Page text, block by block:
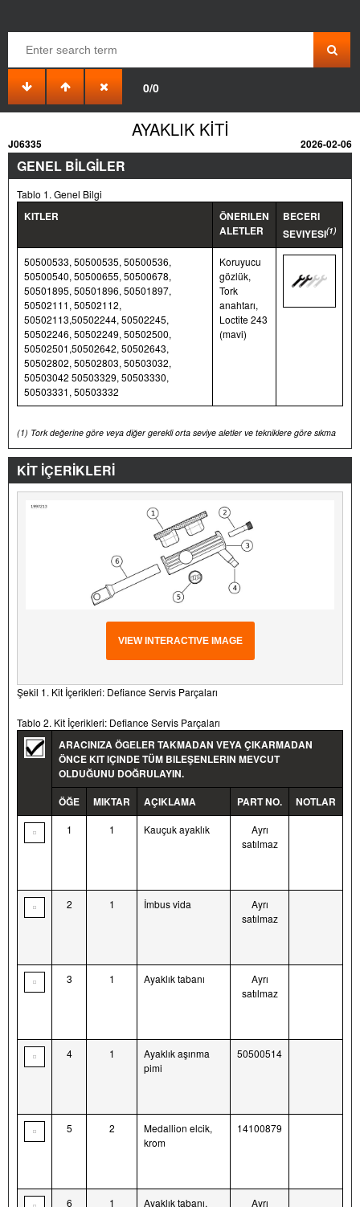
0/0
AYAKLIK KİTİ
J06335 2026-02-06
GENEL BİLGİLER
Tablo 1. Genel Bilgi
KITLER
ÖNERILEN
ALETLER
BECERI
SEVIYESI(1)
50500533, 50500535, 50500536,
50500540, 50500655, 50500678,
50501895, 50501896, 50501897,
50502111, 50502112,
50502113,50502244, 50502245,
50502246, 50502249, 50502500,
50502501,50502642, 50502643,
50502802, 50502803, 50503032,
50503042 50503329, 50503330,
50503331, 50503332
Koruyucu
gözlük,
Tork
anahtarı,
Loctite 243
(mavi)
(1) Tork değerine göre veya diğer gerekli orta seviye aletler ve tekniklere göre sıkma
KİT İÇERİKLERİ
VIEW INTERACTIVE IMAGE
Şekil 1. Kit İçerikleri: Defiance Servis Parçaları
Tablo 2. Kit İçerikleri: Defiance Servis Parçaları
ARACINIZA ÖGELER TAKMADAN VEYA ÇIKARMADAN
ÖNCE KIT IÇINDE TÜM BILEŞENLERIN MEVCUT
OLDUĞUNU DOĞRULAYIN.
ÖĞE
MIKTAR AÇIKLAMA PART NO. NOTLAR
1 1 Kauçuk ayaklık
Ayrı
satılmaz
2 1 İmbus vida
Ayrı
satılmaz
3 1 Ayaklık tabanı
Ayrı
satılmaz
4 1
Ayaklık aşınma
pimi
50500514
5 2
Medallion elcik,
krom
14100879
6 1
Ayaklık tabanı,
Ayrı